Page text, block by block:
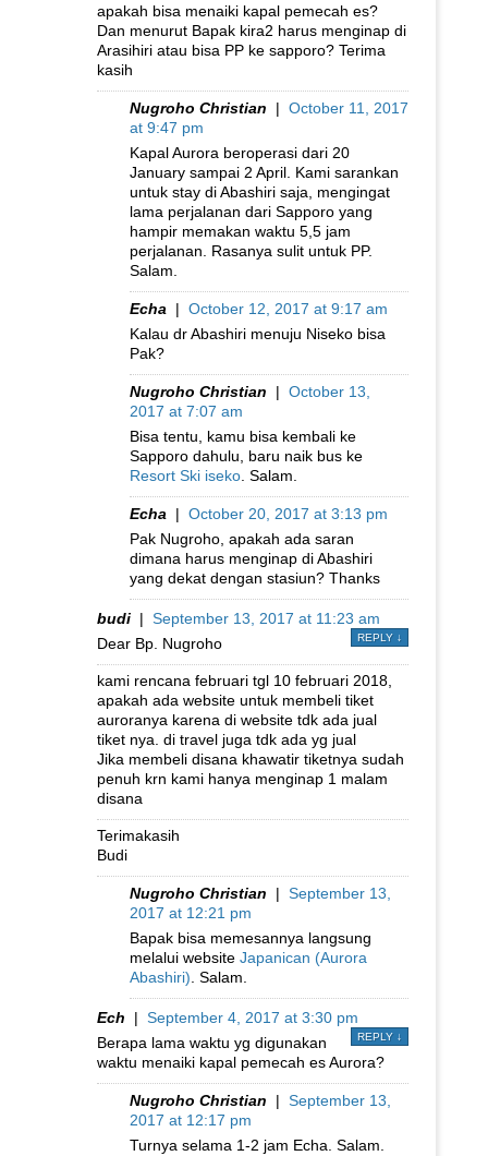
apakah bisa menaiki kapal pemecah es?
Dan menurut Bapak kira2 harus menginap di
Arasihiri atau bisa PP ke sapporo? Terima
kasih
Nugroho Christian | October 11, 2017
at 9:47 pm
Kapal Aurora beroperasi dari 20
January sampai 2 April. Kami sarankan
untuk stay di Abashiri saja, mengingat
lama perjalanan dari Sapporo yang
hampir memakan waktu 5,5 jam
perjalanan. Rasanya sulit untuk PP.
Salam.
Echa | October 12, 2017 at 9:17 am
Kalau dr Abashiri menuju Niseko bisa
Pak?
Nugroho Christian | October 13,
2017 at 7:07 am
Bisa tentu, kamu bisa kembali ke
Sapporo dahulu, baru naik bus ke
Resort Ski iseko . Salam.
Echa | October 20, 2017 at 3:13 pm
Pak Nugroho, apakah ada saran
dimana harus menginap di Abashiri
yang dekat dengan stasiun? Thanks
budi | September 13, 2017 at 11:23 am
REPLY ↓
Dear Bp. Nugroho
kami rencana februari tgl 10 februari 2018,
apakah ada website untuk membeli tiket
auroranya karena di website tdk ada jual
tiket nya. di travel juga tdk ada yg jual
Jika membeli disana khawatir tiketnya sudah
penuh krn kami hanya menginap 1 malam
disana
Terimakasih
Budi
Nugroho Christian | September 13,
2017 at 12:21 pm
Bapak bisa memesannya langsung
melalui website Japanican (Aurora
Abashiri) . Salam.
Ech | September 4, 2017 at 3:30 pm
REPLY ↓
Berapa lama waktu yg digunakan
waktu menaiki kapal pemecah es Aurora?
Nugroho Christian | September 13,
2017 at 12:17 pm
Turnya selama 1-2 jam Echa. Salam.